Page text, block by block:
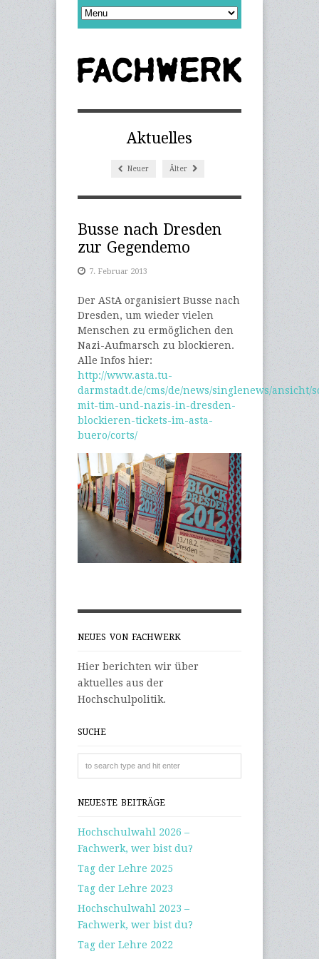
Aktuelles
Neuer Älter
Busse nach Dresden
zur Gegendemo
7. Februar 2013
Der AStA organisiert Busse nach
Dresden, um wieder vielen
Menschen zu ermöglichen den
Nazi-Aufmarsch zu blockieren.
Alle Infos hier:
http://www.asta.tu-
darmstadt.de/cms/de/news/singlenews/ansicht/
mit-tim-und-nazis-in-dresden-
blockieren-tickets-im-asta-
buero/corts/
NEUES VON FACHWERK
Hier berichten wir über
aktuelles aus der
Hochschulpolitik.
SUCHE
NEUESTE BEITRÄGE
Hochschulwahl 2026 –
Fachwerk, wer bist du?
Tag der Lehre 2025
Tag der Lehre 2023
Hochschulwahl 2023 –
Fachwerk, wer bist du?
Tag der Lehre 2022